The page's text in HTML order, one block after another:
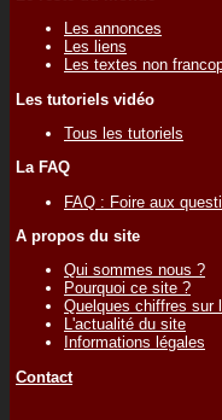
Les annonces
Les liens
Les textes non
Les tutoriels vidéo
Tous les tutoriels
La FAQ
FAQ : Foire aux
A propos du site
Qui sommes nous ?
Pourquoi ce site ?
Quelques chiffres sur
L'actualité du site
Informations légales
Contact